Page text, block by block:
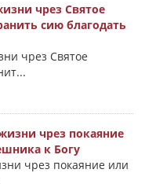
чрез Святое
сию благодать
чрез Святое
чрез покаяние
к Богу
чрез покаяние или